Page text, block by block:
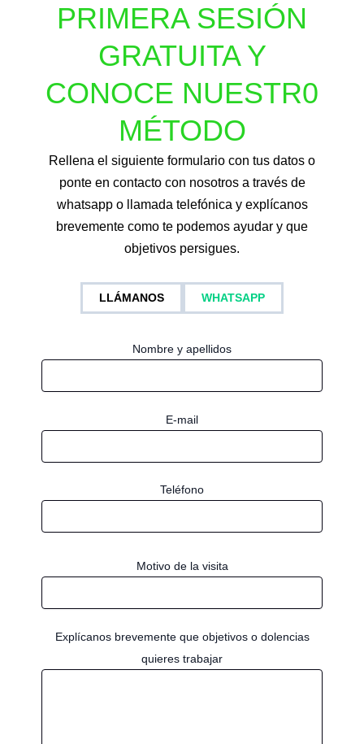
PRIMERA SESIÓN
GRATUITA Y
CONOCE NUESTR0
MÉTODO
Rellena el siguiente formulario con tus datos o
ponte en contacto con nosotros a través de
whatsapp o llamada telefónica y explícanos
brevemente como te podemos ayudar y que
objetivos persigues.
LLÁMANOS WHATSAPP
Nombre y apellidos
E-mail
Teléfono
Motivo de la visita
Explícanos brevemente que objetivos o dolencias
quieres trabajar